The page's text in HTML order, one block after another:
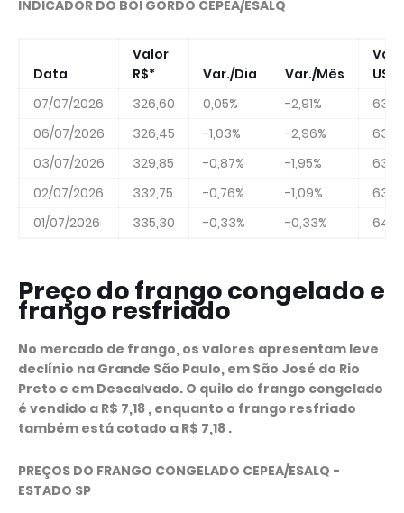
INDICADOR DO BOI GORDO CEPEA/ESALQ
Data
Valor
R$*
Var./Dia Var./Mês
US$*
07/07/2026
326,60 0,05% -2,91%
06/07/2026
326,45 -1,03% -2,96%
03/07/2026
329,85 -0,87% -1,95%
63,81
02/07/2026
332,75 -0,76% -1,09%
01/07/2026
335,30 -0,33% -0,33%
Preço do frango congelado e
frango resfriado
No mercado de frango, os valores apresentam leve
declínio na Grande São Paulo, em São José do Rio
Preto e em Descalvado. O quilo do frango congelado
é vendido a R$ 7,18 , enquanto o frango resfriado
também está cotado a R$ 7,18 .
PREÇOS DO FRANGO CONGELADO CEPEA/ESALQ -
ESTADO SP